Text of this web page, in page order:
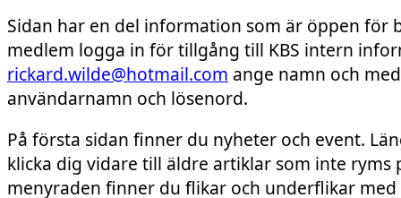
Sidan har en del information som är öppen för
medlem logga in för tillgång till KBS intern
rickard.wilde@hotmail.com ange namn och
användarnamn och lösenord.
På första sidan finner du nyheter och event.
klicka dig vidare till äldre artiklar som inte ryms
menyraden finner du flikar och underflikar